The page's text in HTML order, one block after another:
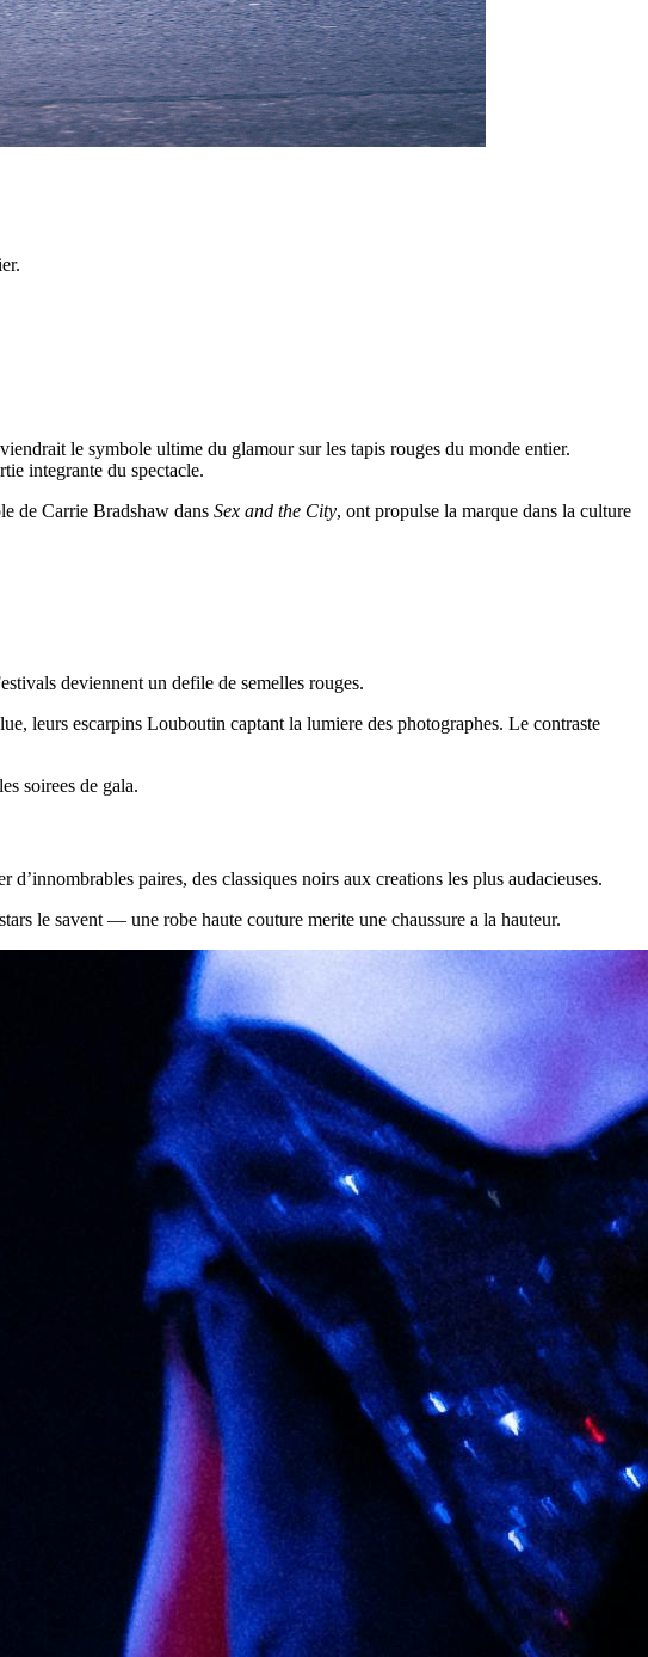
le symbole ultime du glamour sur les tapis rouges du monde entier.
integrante du spectacle.
de Carrie Bradshaw dans Sex and the City, ont propulse la marque dans la culture
deviennent un defile de semelles rouges.
leurs escarpins Louboutin captant la lumiere des photographes. Le contraste
soirees de gala.
paires, des classiques noirs aux creations les plus audacieuses.
le savent — une robe haute couture merite une chaussure a la hauteur.